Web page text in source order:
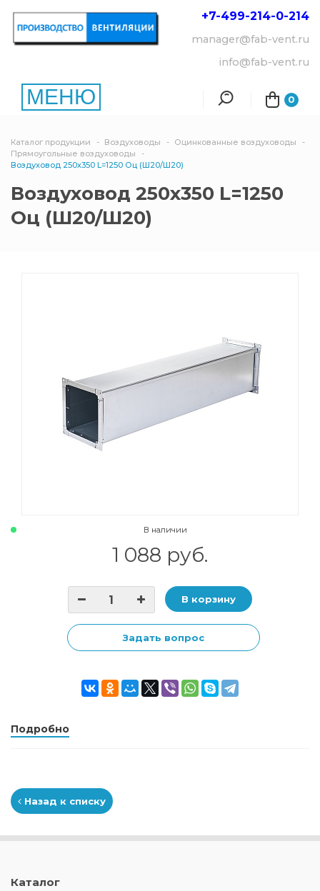
МЕНЮ 0
+7-499-214-0-214
manager@fab-vent.ru
info@fab-vent.ru
Каталог продукции Воздуховоды
Оцинкованные воздуховоды
Прямоугольные воздуховоды
Воздуховод 250х350 L=1250 Оц (Ш20/Ш20)
Воздуховод 250х350 L=1250
Оц (Ш20/Ш20)
В наличии
1 088 руб.
В корзину
Задать вопрос
Подробно
Назад к списку
Каталог